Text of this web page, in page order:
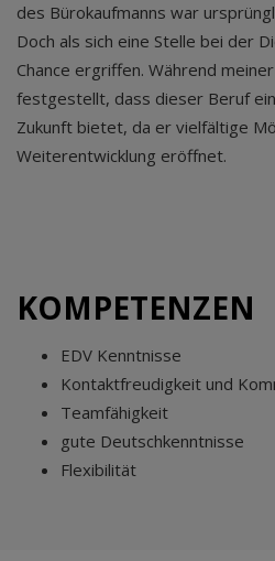
des Bürokaufmanns war
Doch als sich eine Stelle bei der
Chance ergriffen. Während
festgestellt, dass dieser Beruf
Zukunft bietet, da er vielfältige
Weiterentwicklung eröffnet.
KOMPETENZEN
EDV Kenntnisse
Kontaktfreudigkeit und
Teamfähigkeit
gute Deutschkenntnisse
Flexibilität